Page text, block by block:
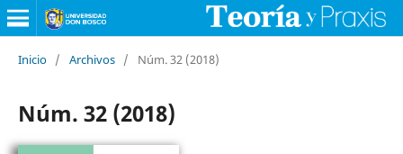
Inicio / Archivos / Núm. 32 (2018)
Núm. 32 (2018)